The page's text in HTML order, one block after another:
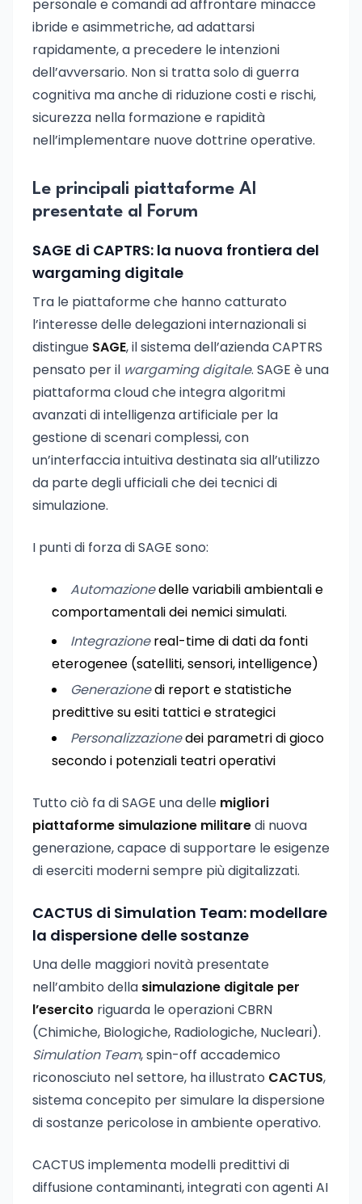
personale e comandi ad affrontare minacce
ibride e asimmetriche, ad adattarsi
rapidamente, a precedere le intenzioni
dell’avversario. Non si tratta solo di guerra
cognitiva ma anche di riduzione costi e rischi,
sicurezza nella formazione e rapidità
nell’implementare nuove dottrine operative.
Le principali piattaforme AI
presentate al Forum
SAGE di CAPTRS: la nuova frontiera del
wargaming digitale
Tra le piattaforme che hanno catturato
l’interesse delle delegazioni internazionali si
distingue SAGE, il sistema dell’azienda CAPTRS
pensato per il wargaming digitale. SAGE è una
piattaforma cloud che integra algoritmi
avanzati di intelligenza artificiale per la
gestione di scenari complessi, con
un’interfaccia intuitiva destinata sia all’utilizzo
da parte degli ufficiali che dei tecnici di
simulazione.
I punti di forza di SAGE sono:
Automazionedelle variabili ambientali e
comportamentali dei nemici simulati.
Integrazionereal-time di dati da fonti
eterogenee (satelliti, sensori, intelligence)
Generazionedi report e statistiche
predittive su esiti tattici e strategici
Personalizzazionedei parametri di gioco
secondo i potenziali teatri operativi
Tutto ciò fa di SAGE una delle migliori
piattaforme simulazione militaredi nuova
generazione, capace di supportare le esigenze
di eserciti moderni sempre più digitalizzati.
CACTUS di Simulation Team: modellare
la dispersione delle sostanze
Una delle maggiori novità presentate
nell’ambito della simulazione digitale per
l’esercito riguarda le operazioni CBRN
(Chimiche, Biologiche, Radiologiche, Nucleari).
Simulation Team, spin-off accademico
riconosciuto nel settore, ha illustrato CACTUS,
sistema concepito per simulare la dispersione
di sostanze pericolose in ambiente operativo.
CACTUS implementa modelli predittivi di
diffusione contaminanti, integrati con agenti AI